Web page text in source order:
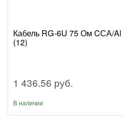
Кабель RG-6U 75 Ом CСА/
(12)
1 436.56 руб.
В наличии